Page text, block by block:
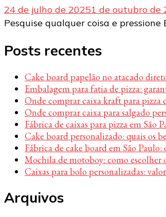
24 de julho de 20251 de outubro de
Procurando
Pesquise qualquer coisa e pressione
Posts recentes
Cake board papelão no atacado
Embalagem para fatia de pizza:
Onde comprar caixa kraft para pizza
Onde comprar caixa para salgado
Fábrica de caixas para pizza em São
Cake board personalizado: quais os
Fábrica de cake board em São
Mochila de motoboy: como escolher
Caixas para bolo personalizadas:
Arquivos